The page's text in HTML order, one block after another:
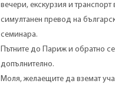
вечери, екскурзия и
симултанен превод на
семинара.
Пътните до Париж и обратно
допълнително.
Моля, желаещите да вземат